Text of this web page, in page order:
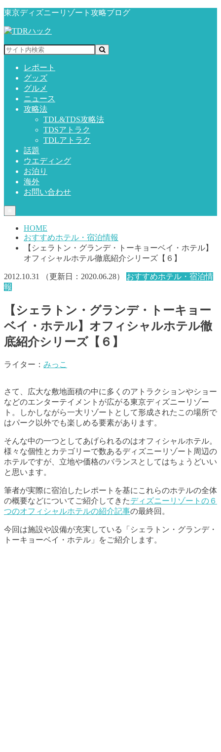
東京ディズニーリゾート攻略ブログ
レポート
グッズ
グルメ
ニュース
攻略法
TDL&TDS攻略法
TDSアトラク
TDLアトラク
話題
ウエディング
お泊り
海外
お問い合わせ
HOME
おすすめホテル・宿泊情報
【シェラトン・グランデ・トーキョーベイ・ホテル】
オフィシャルホテル徹底紹介シリーズ【６】
2012.10.31 （更新日： 2020.06.28） おすすめホテル・宿泊情
報
【シェラトン・グランデ・トーキョー
ベイ・ホテル】オフィシャルホテル徹
底紹介シリーズ【６】
ライター： みっこ
さて、広大な敷地面積の中に多くのアトラクションやショー
などのエンターテイメントが広がる東京ディズニーリゾー
ト。しかしながら一大リゾートとして形成されたこの場所で
はパーク以外でも楽しめる要素があります。
そんな中の一つとしてあげられるのはオフィシャルホテル。
様々な個性とカテゴリーで数あるディズニーリゾート周辺の
ホテルですが、立地や価格のバランスとしてはちょうどいい
と思います。
筆者が実際に宿泊したレポートを基にこれらのホテルの全体
の概要などについてご紹介してきたディズニーリゾートの６
つのオフィシャルホテルの紹介記事の最終回。
今回は施設や設備が充実している「シェラトン・グランデ・
トーキョーベイ・ホテル」をご紹介します。